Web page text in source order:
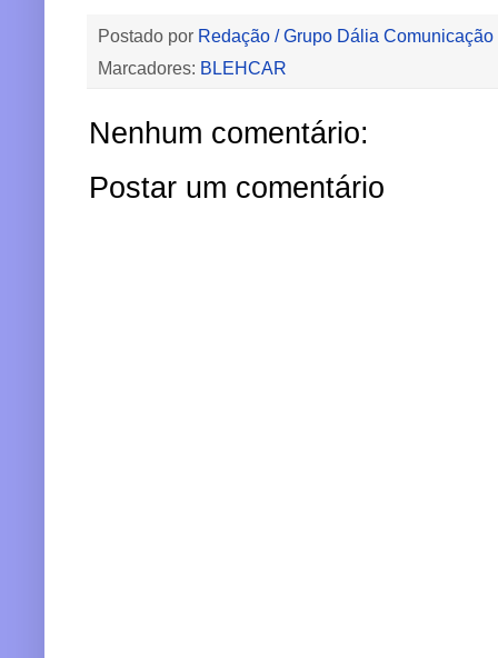
Postado por Redação / Grupo Dália Comunicação
Marcadores: BLEHCAR
Nenhum comentário:
Postar um comentário